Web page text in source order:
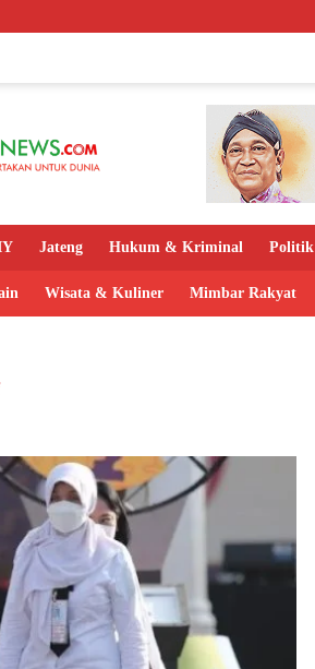
Jateng Hukum & Kriminal Politik
Wisata & Kuliner Mimbar Rakyat